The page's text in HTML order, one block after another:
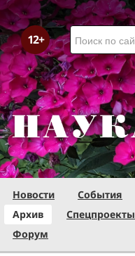
Новости События
Архив
Спецпроекты
Форум